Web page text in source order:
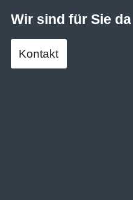
Wir sind für Sie da
Kontakt